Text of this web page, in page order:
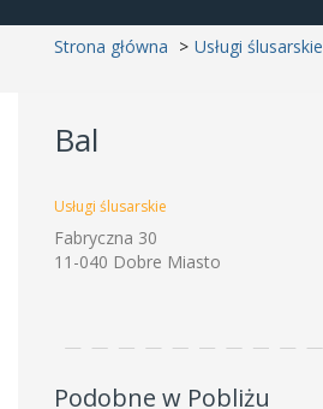
Strona główna Usługi ślusarskie
Bal
Usługi ślusarskie
Fabryczna 30
11-040 Dobre Miasto
Podobne w Pobliżu